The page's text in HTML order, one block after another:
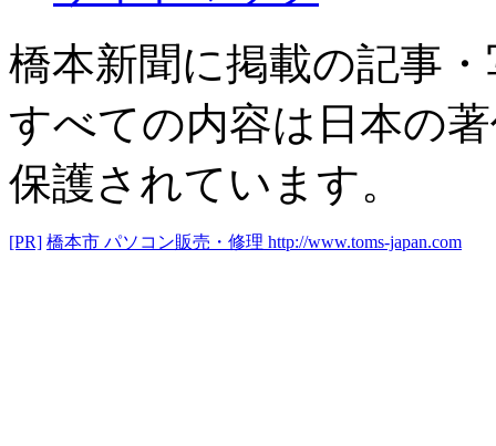
橋本新聞に掲載の記事
すべての内容は日本の
保護されています。
[PR] 橋本市 パソコン販売・修理 http://www.toms-japan.com